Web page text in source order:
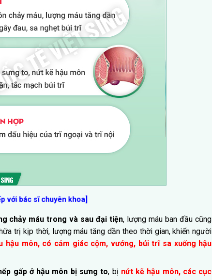
với bác sĩ chuyên khoa]
chảy máu trong và sau đại tiện, lượng máu ban đầu cũng
trị kịp thời, lượng máu tăng dần theo thời gian, khiến người
hậu môn, có cảm giác cộm, vướng, búi trĩ sa xuống hậu
gấp ở hậu môn bị sưng to, bị nứt kẽ hậu môn, các cục